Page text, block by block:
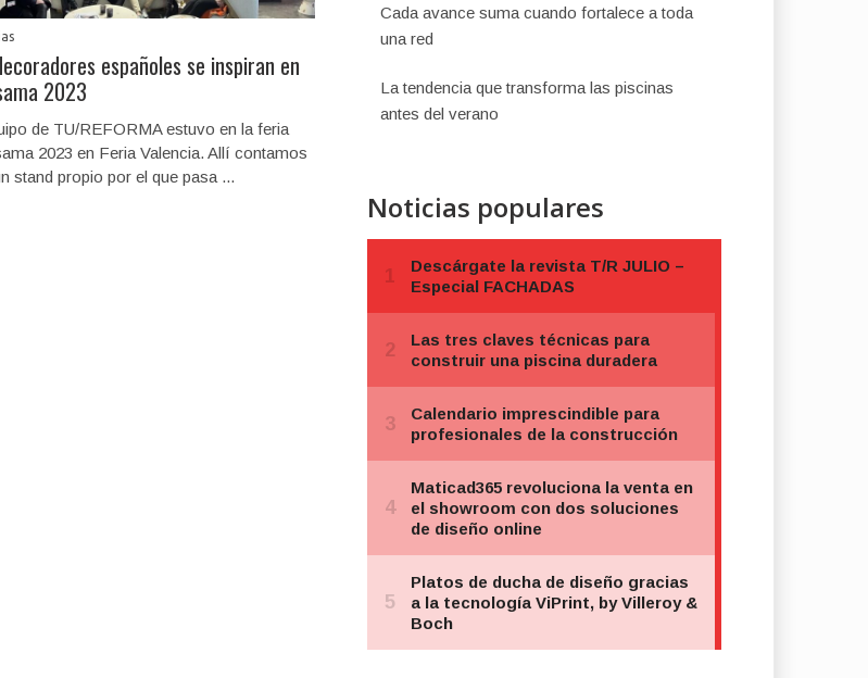
españoles se inspiran en
2023
de TU/REFORMA estuvo en la feria
2023 en Feria Valencia. Allí contamos
stand propio por el que pasa ...
Cada avance suma cuando fortalece a toda
una red
La tendencia que transforma las piscinas
antes del verano
Noticias populares